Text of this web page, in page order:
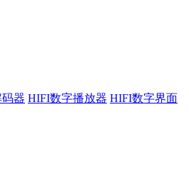
器 HIFI数字播放器 HIFI数字界面